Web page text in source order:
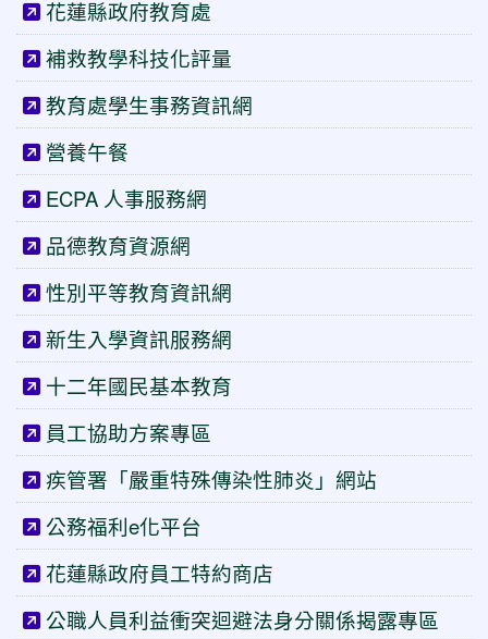
花蓮縣政府教育處
補救教學科技化評量
教育處學生事務資訊網
營養午餐
ECPA 人事服務網
品德教育資源網
性別平等教育資訊網
新生入學資訊服務網
十二年國民基本教育
員工協助方案專區
疾管署「嚴重特殊傳染性肺炎」網站
公務福利e化平台
花蓮縣政府員工特約商店
公職人員利益衝突迴避法身分關係揭露專區